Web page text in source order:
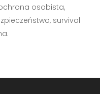
osobista,
survival